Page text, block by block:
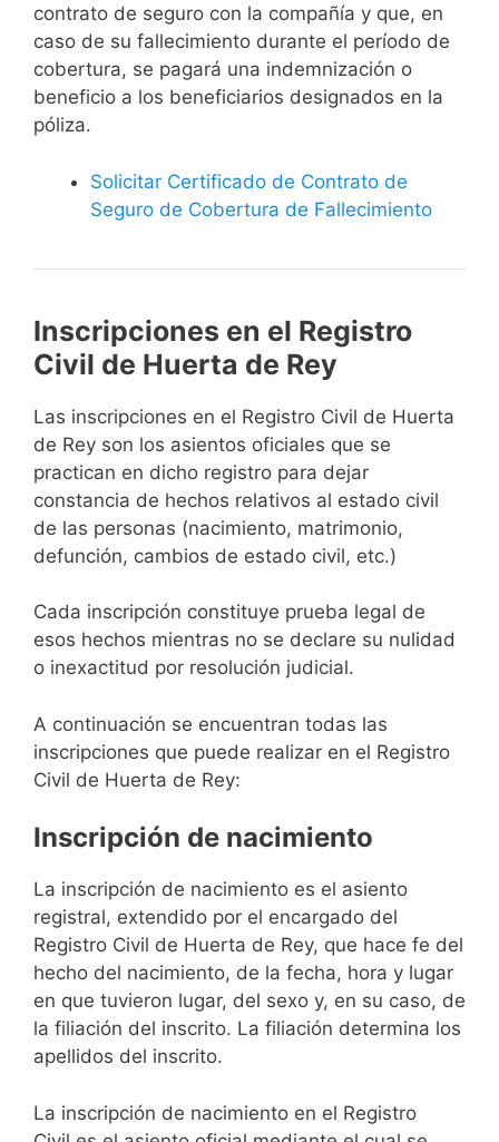
contrato de seguro con la compañía y que, en
caso de su fallecimiento durante el período de
cobertura, se pagará una indemnización o
beneficio a los beneficiarios designados en la
póliza.
Solicitar Certificado de Contrato de
Seguro de Cobertura de Fallecimiento
Inscripciones en el Registro
Civil de Huerta de Rey
Las inscripciones en el Registro Civil de Huerta
de Rey son los asientos oficiales que se
practican en dicho registro para dejar
constancia de hechos relativos al estado civil
de las personas (nacimiento, matrimonio,
defunción, cambios de estado civil, etc.)
Cada inscripción constituye prueba legal de
esos hechos mientras no se declare su nulidad
o inexactitud por resolución judicial.
A continuación se encuentran todas las
inscripciones que puede realizar en el Registro
Civil de Huerta de Rey:
Inscripción de nacimiento
La inscripción de nacimiento es el asiento
registral, extendido por el encargado del
Registro Civil de Huerta de Rey, que hace fe del
hecho del nacimiento, de la fecha, hora y lugar
en que tuvieron lugar, del sexo y, en su caso, de
la filiación del inscrito. La filiación determina los
apellidos del inscrito.
La inscripción de nacimiento en el Registro